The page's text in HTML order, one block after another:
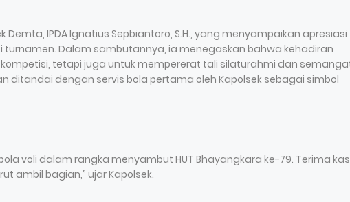
IPDA Ignatius Sepbiantoro, S.H., yang menyampaikan apresiasi
Dalam sambutannya, ia menegaskan bahwa kehadiran
tetapi juga untuk mempererat tali silaturahmi dan
ditandai dengan servis bola pertama oleh Kapolsek sebagai simbol
voli dalam rangka menyambut HUT Bhayangkara ke-79. Terima
ambil bagian,” ujar Kapolsek.